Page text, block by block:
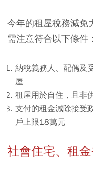
今年的租屋稅務減免
需注意符合以下條件：
納稅義務人、配偶及
屋
租屋用於自住，且非
支付的租金減除接受
戶上限18萬元
社會住宅、租